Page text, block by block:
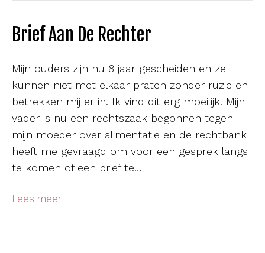
Brief Aan De Rechter
Mijn ouders zijn nu 8 jaar gescheiden en ze
kunnen niet met elkaar praten zonder ruzie en
betrekken mij er in. Ik vind dit erg moeilijk. Mijn
vader is nu een rechtszaak begonnen tegen
mijn moeder over alimentatie en de rechtbank
heeft me gevraagd om voor een gesprek langs
te komen of een brief te…
Lees meer